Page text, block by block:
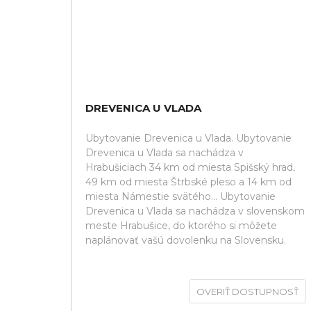
DREVENICA U VLADA
Ubytovanie Drevenica u Vlada. Ubytovanie
Drevenica u Vlada sa nachádza v
Hrabušiciach 34 km od miesta Spišský hrad,
49 km od miesta Štrbské pleso a 14 km od
miesta Námestie svätého... Ubytovanie
Drevenica u Vlada sa nachádza v slovenskom
meste Hrabušice, do ktorého si môžete
naplánovať vašú dovolenku na Slovensku.
OVERIŤ DOSTUPNOSŤ